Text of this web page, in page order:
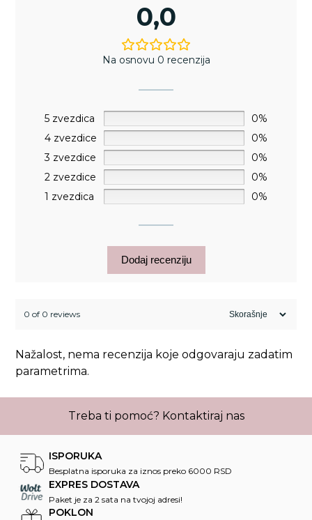
0,0
Na osnovu 0 recenzija
5 zvezdica
0%
4 zvezdice
0%
3 zvezdice
0%
2 zvezdice
0%
1 zvezdica
0%
Dodaj recenziju
0 of 0 reviews
Nažalost, nema recenzija koje odgovaraju zadatim
parametrima.
Treba ti pomoć? Kontaktiraj nas
ISPORUKA
Besplatna isporuka za iznos preko 6000 RSD
EXPRES DOSTAVA
Paket je za 2 sata na tvojoj adresi!
POKLON